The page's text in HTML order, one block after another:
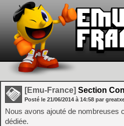
[Emu-France] Section
Posté le 21/06/2014 à 14:58 par
Nous avons ajouté de nombreuses
dédiée.